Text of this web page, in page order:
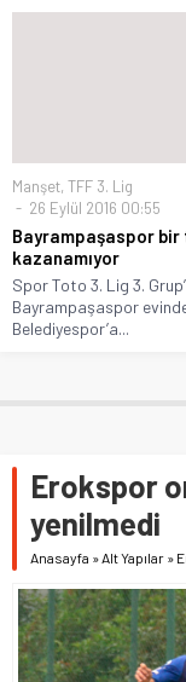
Manşet, TFF 3. Lig
26 Eylül 2016 00:55
Bayrampaşaspor bir
kazanamıyor
Spor Toto 3. Lig 3.
Bayrampaşaspor
Belediyespor’a...
Erokspor
yenilmedi
Anasayfa »Alt Yapılar »